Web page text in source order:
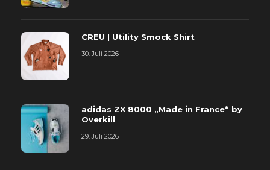
CREU | Utility Smock Shirt
30. Juli 2026
adidas ZX 8000 „Made in France“ by
Overkill
29. Juli 2026